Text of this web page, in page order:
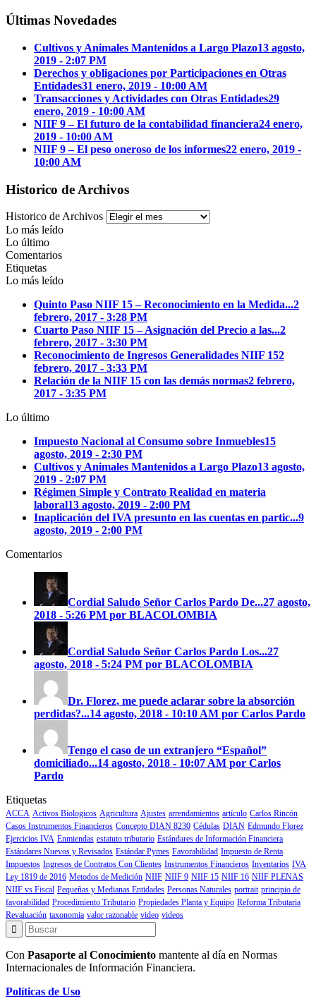
Últimas Novedades
Cultivos y Animales Mantenidos a Largo Plazo13 agosto,
2019 - 2:07 PM
Derechos y obligaciones por Participaciones en Otras
Entidades31 enero, 2019 - 10:00 AM
Transacciones y Actividades con Otras Entidades29
enero, 2019 - 10:00 AM
NIIF 9 – El futuro de la contabilidad financiera24 enero,
2019 - 10:00 AM
NIIF 9 – El peso oneroso de los informes22 enero, 2019 -
10:00 AM
Historico de Archivos
Historico de Archivos
Lo más leído
Lo último
Comentarios
Etiquetas
Lo más leído
Quinto Paso NIIF 15 – Reconocimiento en la Medida...2
febrero, 2017 - 3:28 PM
Cuarto Paso NIIF 15 – Asignación del Precio a las...2
febrero, 2017 - 3:30 PM
Reconocimiento de Ingresos Generalidades NIIF 152
febrero, 2017 - 3:33 PM
Relación de la NIIF 15 con las demás normas2 febrero,
2017 - 3:35 PM
Lo último
Impuesto Nacional al Consumo sobre Inmuebles15
agosto, 2019 - 2:30 PM
Cultivos y Animales Mantenidos a Largo Plazo13 agosto,
2019 - 2:07 PM
Régimen Simple y Contrato Realidad en materia
laboral13 agosto, 2019 - 2:00 PM
Inaplicación del IVA presunto en las cuentas en partic...9
agosto, 2019 - 2:00 PM
Comentarios
Cordial Saludo Señor Carlos Pardo De...27 agosto,
2018 - 5:26 PM por BLACOLOMBIA
Cordial Saludo Señor Carlos Pardo Los...27
agosto, 2018 - 5:24 PM por BLACOLOMBIA
Dr. Florez, me puede aclarar sobre la absorción
perdidas?...14 agosto, 2018 - 10:10 AM por Carlos Pardo
Tengo el caso de un extranjero “Español”
domiciliado...14 agosto, 2018 - 10:07 AM por Carlos
Pardo
Etiquetas
ACCA Activos Biologicos Agricultura Ajustes arrendamientos artículo Carlos Rincón
Casos Instrumentos Financieros Concepto DIAN 8230 Cédulas DIAN Edmundo Florez
Ejercicios IVA Enmiendas estatuto tributario Estándares de Información Financiera
Estándares Nuevos y Revisados Estándar Pymes Favorabilidad Impuesto de Renta
Impuestos Ingresos de Contratos Con Clientes Instrumentos Financieros Inventarios IVA
Ley 1819 de 2016 Metodos de Medición NIIF NIIF 9 NIIF 15 NIIF 16 NIIF PLENAS
NIIF vs Fiscal Pequeñas y Medianas Entidades Personas Naturales portrait principio de
favorabilidad Procedimiento Tributario Propiedades Planta y Equipo Reforma Tributaria
Revaluación taxonomia valor razonable video videos
Con Pasaporte al Conocimiento mantente al día en Normas
Internacionales de Información Financiera.
Políticas de Uso